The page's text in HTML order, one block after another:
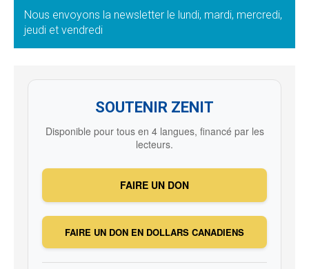
Nous envoyons la newsletter le lundi, mardi, mercredi,
jeudi et vendredi
SOUTENIR ZENIT
Disponible pour tous en 4 langues, financé par les
lecteurs.
FAIRE UN DON
FAIRE UN DON EN DOLLARS CANADIENS